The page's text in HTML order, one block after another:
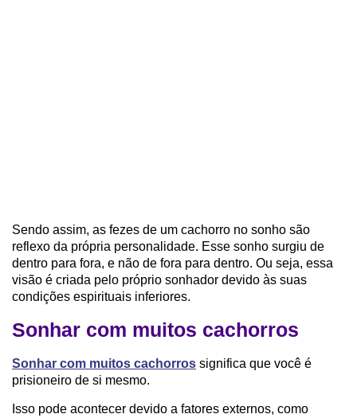
Sendo assim, as fezes de um cachorro no sonho são
reflexo da própria personalidade. Esse sonho surgiu de
dentro para fora, e não de fora para dentro. Ou seja, essa
visão é criada pelo próprio sonhador devido às suas
condições espirituais inferiores.
Sonhar com muitos cachorros
Sonhar com muitos cachorros significa que você é
prisioneiro de si mesmo.
Isso pode acontecer devido a fatores externos, como